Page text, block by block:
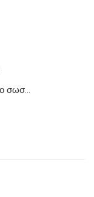
Parmigiano Reggiano: πώς να επιλέξετε το σωστό